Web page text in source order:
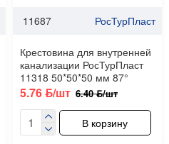
11687 РосТурПласт
Крестовина для внутренней
канализации РосТурПласт
11318 50*50*50 мм 87°
5.76 ƃ/шт 6.40 ƃ/шт
В корзину